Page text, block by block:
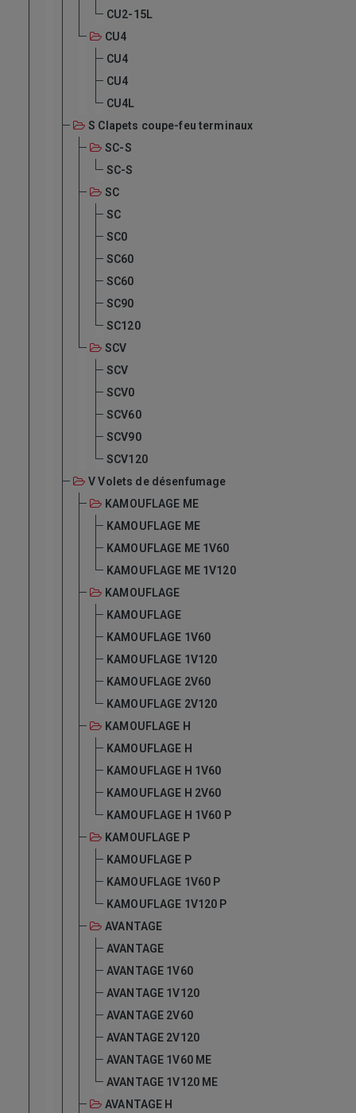
CU2-15L
CU4
CU4
CU4
CU4L
S Clapets coupe-feu terminaux
SC-S
SC-S
SC
SC
SC0
SC60
SC60
SC90
SC120
SCV
SCV
SCV0
SCV60
SCV90
SCV120
V Volets de désenfumage
KAMOUFLAGE ME
KAMOUFLAGE ME
KAMOUFLAGE ME 1V60
KAMOUFLAGE ME 1V120
KAMOUFLAGE
KAMOUFLAGE
KAMOUFLAGE 1V60
KAMOUFLAGE 1V120
KAMOUFLAGE 2V60
KAMOUFLAGE 2V120
KAMOUFLAGE H
KAMOUFLAGE H
KAMOUFLAGE H 1V60
KAMOUFLAGE H 2V60
KAMOUFLAGE H 1V60 P
KAMOUFLAGE P
KAMOUFLAGE P
KAMOUFLAGE 1V60 P
KAMOUFLAGE 1V120 P
AVANTAGE
AVANTAGE
AVANTAGE 1V60
AVANTAGE 1V120
AVANTAGE 2V60
AVANTAGE 2V120
AVANTAGE 1V60 ME
AVANTAGE 1V120 ME
AVANTAGE H